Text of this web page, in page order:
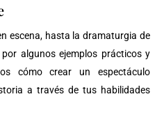
escena, hasta la dramaturgia de
algunos ejemplos prácticos y
cómo crear un espectáculo
a través de tus habilidades